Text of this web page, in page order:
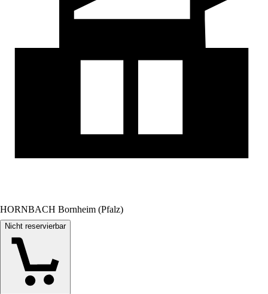
HORNBACH Bornheim (Pfalz)
Nicht reservierbar